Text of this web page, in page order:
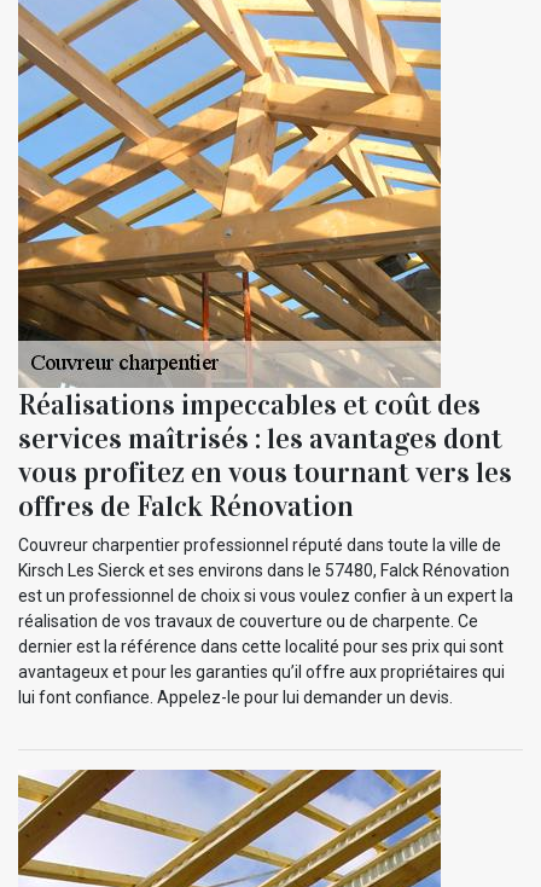
Réalisations impeccables et coût des
services maîtrisés : les avantages dont
vous profitez en vous tournant vers les
offres de Falck Rénovation
Couvreur charpentier professionnel réputé dans toute la ville de
Kirsch Les Sierck et ses environs dans le 57480, Falck Rénovation
est un professionnel de choix si vous voulez confier à un expert la
réalisation de vos travaux de couverture ou de charpente. Ce
dernier est la référence dans cette localité pour ses prix qui sont
avantageux et pour les garanties qu’il offre aux propriétaires qui
lui font confiance. Appelez-le pour lui demander un devis.